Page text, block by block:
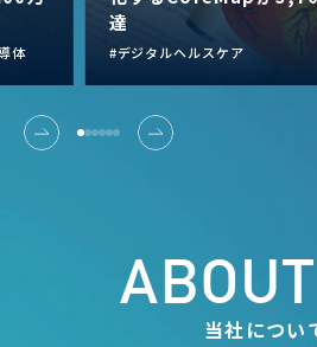
体
達
デジタルヘルスケア
当社につい